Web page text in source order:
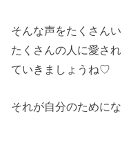
そんな声をたくさん
たくさんの人に愛さ
ていきましょうね♡
それが自分のために